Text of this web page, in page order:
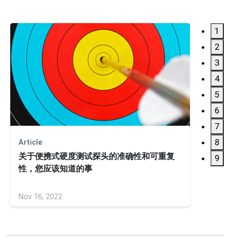
Article
关于便携式硬度测试探头的准确性和可重复
性，您应该知道的事
Nov 16, 2022
1
2
3
4
5
6
7
8
9